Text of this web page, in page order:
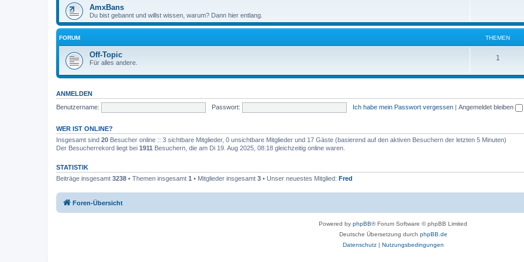
e
n
m
e
n
AmxBans
Du bist gebannt und willst wissen, warum? Dann hier entlang.
FORUM THEMEN
Off-Topic
Für alles andere.
1
m
n
ANMELDEN
Benutzername:
Passwort: Ich habe mein Passwort vergessen | Angemeldet bleiben
WER IST ONLINE?
Insgesamt sind 20 Besucher online :: 3 sichtbare Mitglieder, 0 unsichtbare Mitglieder und 17 Gäste (basierend auf den aktiven Besuchern der letzten 5 Minuten)
Der Besucherrekord liegt bei 1911 Besuchern, die am Di 19. Aug 2025, 08:18 gleichzeitig online waren.
STATISTIK
Beiträge insgesamt 3238 • Themen insgesamt 1 • Mitglieder insgesamt 3 • Unser neuestes Mitglied: Fred
Foren-Übersicht
Powered by phpBB® Forum Software © phpBB Limited
Deutsche Übersetzung durch phpBB.de
Datenschutz| Nutzungsbedingungen